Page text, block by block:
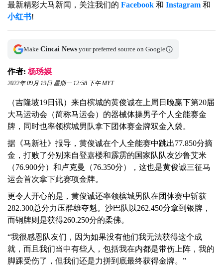
最新精彩大马新闻，关注我们的 Facebook 和 Instagram 和
小红书!
Make Cincai News your preferred source on Google
作者: 杨琇媖
2022年 09月 19日 星期一 12:58 下午 MYT
（吉隆坡19日讯）来自槟城的黄俊诚在上周日晚赢下第20届
大马运动会（简称马运会）的器械体操男子个人全能赛金
牌，同时也率领槟城男队拿下团体赛金牌双金入袋。
据《马新社》报导，黄俊诚在个人全能赛中跳出77.850分摘
金，打败了分别来自登嘉楼和霹雳的国家队队友沙鲁艾米
（76.900分）和卢克曼（76.350分），这也是黄俊诚三征马
运会首次拿下此赛项金牌。
更令人开心的是，黄俊诚还率领槟城男队在团体赛中斩获
282.300总分力压群雄夺魁。沙巴队以262.450分拿到银牌，
而铜牌则是获得260.250分的柔佛。
“我很感恩队友们，因为如果没有他们我无法获得这个成
就，而且我们当中有些人，包括我在内都是带伤上阵，我的
脚踝受伤了，但我们还是力拼到底最终获得金牌。”